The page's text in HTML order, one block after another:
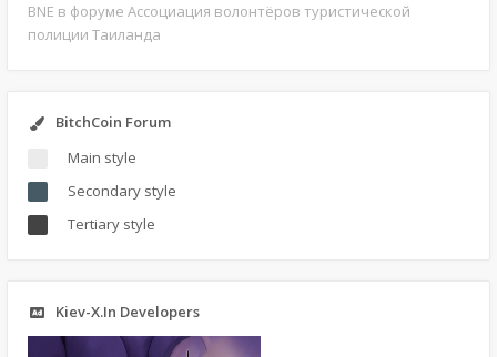
BNE в форуме Ассоциация волонтёров туристической
полиции Таиланда
BitchCoin Forum
Main style
Secondary style
Tertiary style
Kiev-X.In Developers